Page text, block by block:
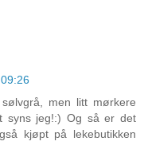
men litt mørkere
syns jeg!:) Og så er det
kjøpt på lekebutikken